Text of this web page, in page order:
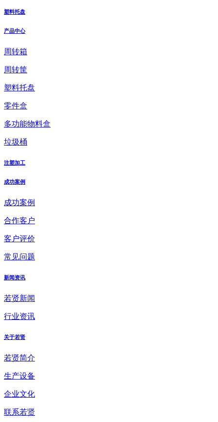
塑料托盘
产品中心
周转箱
周转筐
塑料托盘
零件盒
多功能物料盒
垃圾桶
注塑加工
成功案例
成功案例
合作客户
客户评价
常见问题
新闻资讯
若贤新闻
行业资讯
关于若贤
若贤简介
生产设备
企业文化
联系若贤